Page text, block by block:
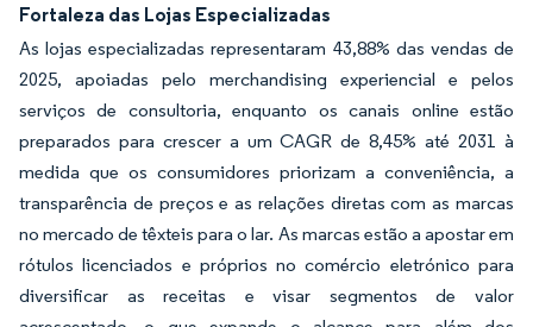
Fortaleza das Lojas Especializadas
As lojas especializadas representaram 43,88% das vendas de
2025, apoiadas pelo merchandising experiencial e pelos
serviços de consultoria, enquanto os canais online estão
preparados para crescer a um CAGR de 8,45% até 2031 à
medida que os consumidores priorizam a conveniência, a
transparência de preços e as relações diretas com as marcas
no mercado de têxteis para o lar. As marcas estão a apostar em
rótulos licenciados e próprios no comércio eletrónico para
diversificar as receitas e visar segmentos de valor